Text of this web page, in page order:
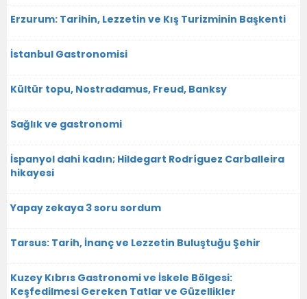
Erzurum: Tarihin, Lezzetin ve Kış Turizminin Başkenti
İstanbul Gastronomisi
Kültür topu, Nostradamus, Freud, Banksy
Sağlık ve gastronomi
İspanyol dahi kadın; Hildegart Rodríguez Carballeira
hikayesi
Yapay zekaya 3 soru sordum
Tarsus: Tarih, İnanç ve Lezzetin Buluştuğu Şehir
Kuzey Kıbrıs Gastronomi ve İskele Bölgesi:
Keşfedilmesi Gereken Tatlar ve Güzellikler